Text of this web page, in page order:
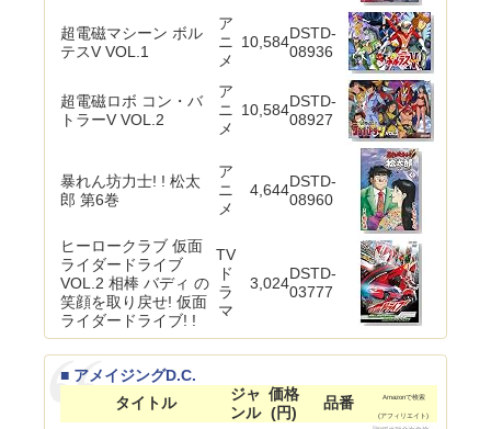
超電磁マシーン ボル
テスV VOL.1
ア
ニ
メ
10,584DSTD-
08936
超電磁ロボ コン・バ
トラーV VOL.2
ア
ニ
メ
10,584DSTD-
08927
暴れん坊力士! ! 松太
郎 第6巻
ア
ニ
メ
4,644DSTD-
08960
ヒーロークラブ 仮面
ライダードライブ
VOL.2 相棒 バディ の
笑顔を取り戻せ! 仮面
ライダードライブ! !
TV
ド
ラ
マ
3,024
DSTD-
03777
■ アメイジングD.C.
タイトル
ジャ
ンル
価格
(円)
品番 Amazonで検索
(アフィリエイト)